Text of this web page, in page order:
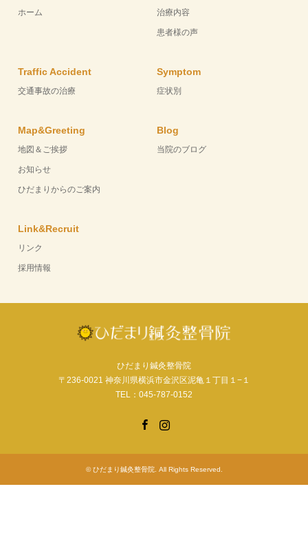
ホーム 治療内容
患者様の声
Traffic Accident
交通事故の治療
Symptom
症状別
Map&Greeting
地図＆ご挨拶
お知らせ
ひだまりからのご案内
Blog
当院のブログ
Link&Recruit
リンク
採用情報
ひだまり鍼灸整骨院
〒236-0021 神奈川県横浜市金沢区泥亀１丁目１−１
TEL：045-787-0152
©ひだまり鍼灸整骨院. All Rights Reserved.